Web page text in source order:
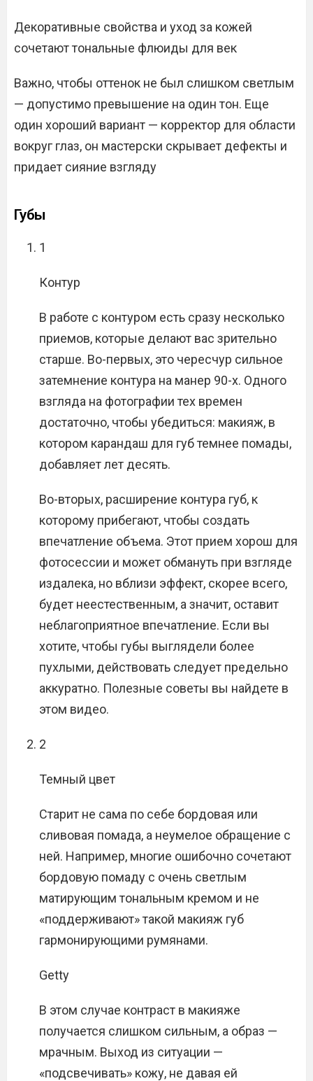
Декоративные свойства и уход за кожей
сочетают тональные флюиды для век
Важно, чтобы оттенок не был слишком светлым
— допустимо превышение на один тон. Еще
один хороший вариант — корректор для области
вокруг глаз, он мастерски скрывает дефекты и
придает сияние взгляду
Губы
1
Контур
В работе с контуром есть сразу несколько
приемов, которые делают вас зрительно
старше. Во-первых, это чересчур сильное
затемнение контура на манер 90-х. Одного
взгляда на фотографии тех времен
достаточно, чтобы убедиться: макияж, в
котором карандаш для губ темнее помады,
добавляет лет десять.
Во-вторых, расширение контура губ, к
которому прибегают, чтобы создать
впечатление объема. Этот прием хорош для
фотосессии и может обмануть при взгляде
издалека, но вблизи эффект, скорее всего,
будет неестественным, а значит, оставит
неблагоприятное впечатление. Если вы
хотите, чтобы губы выглядели более
пухлыми, действовать следует предельно
аккуратно. Полезные советы вы найдете в
этом видео.
2
Темный цвет
Старит не сама по себе бордовая или
сливовая помада, а неумелое обращение с
ней. Например, многие ошибочно сочетают
бордовую помаду с очень светлым
матирующим тональным кремом и не
«поддерживают» такой макияж губ
гармонирующими румянами.
Getty
В этом случае контраст в макияже
получается слишком сильным, а образ —
мрачным. Выход из ситуации —
«подсвечивать» кожу, не давая ей